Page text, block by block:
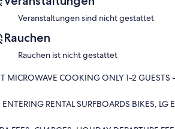
electric hot water kettle, refrigerator with
are responsible for their own food an
tenants can relax an enjoy the spectacular
just 30 steps form the rental door. The front
day, the unit window has been tinted at
shades for further privacy. Lounge & beach
and faucets for rinsing off sand after
door for drying suits, towels, an clothes. No
Veranstaltungen sind nicht gestattet
Rauchen
Rauchen ist nicht gestattet
MICROWAVE COOKING ONLY 1-2 GUESTS
RENTAL SURFBOARDS BIKES, LG